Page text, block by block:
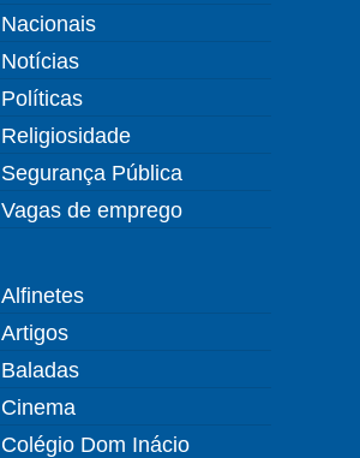
Nacionais
Notícias
Políticas
Religiosidade
Segurança Pública
Vagas de emprego
Alfinetes
Artigos
Baladas
Cinema
Colégio Dom Inácio